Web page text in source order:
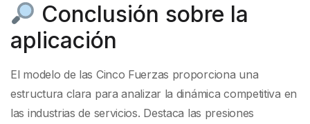
Conclusión sobre la
aplicación
El modelo de las Cinco Fuerzas proporciona una
estructura clara para analizar la dinámica competitiva en
las industrias de servicios. Destaca las presiones